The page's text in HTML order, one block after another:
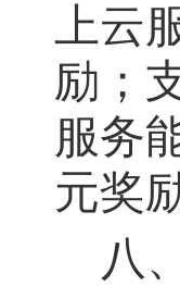
上云
励；
服务
元奖
八